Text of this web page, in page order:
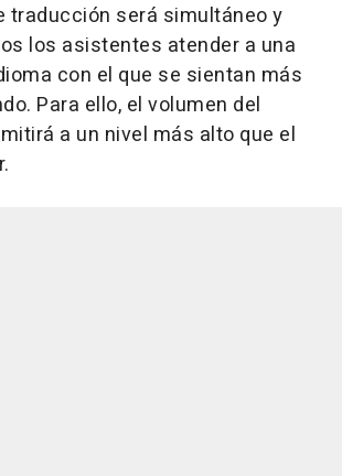
traducción será simultáneo y
los asistentes atender a una
con el que se sientan más
Para ello, el volumen del
a un nivel más alto que el